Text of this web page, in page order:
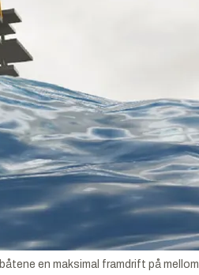
en maksimal framdrift på mellom